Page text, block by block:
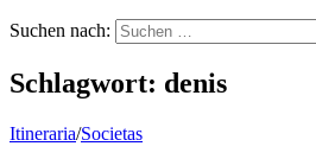
Suchen nach:
Schlagwort: denis
Itineraria/Societas